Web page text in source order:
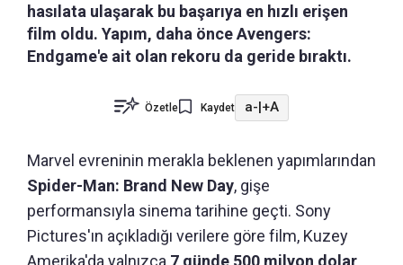
hasılata ulaşarak bu başarıya en hızlı erişen
film oldu. Yapım, daha önce Avengers:
Endgame'e ait olan rekoru da geride bıraktı.
Özetle Kaydet a- +A
Marvel evreninin merakla beklenen yapımlarından
Spider-Man: Brand New Day, gişe
performansıyla sinema tarihine geçti. Sony
Pictures'ın açıkladığı verilere göre film, Kuzey
Amerika'da yalnızca 7 günde 500 milyon dolar